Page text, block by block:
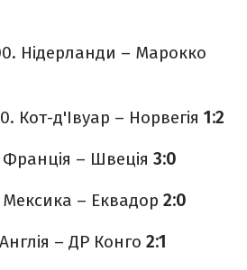
Нідерланди – Марокко
Кот-д'Івуар – Норвегія 1:2
– Швеція 3:0
– Еквадор 2:0
– ДР Конго 2:1